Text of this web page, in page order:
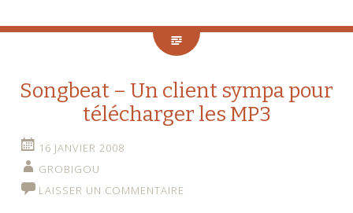
Songbeat – Un client sympa pour
télécharger les MP3
16 JANVIER 2008
GROBIGOU
LAISSER UN COMMENTAIRE